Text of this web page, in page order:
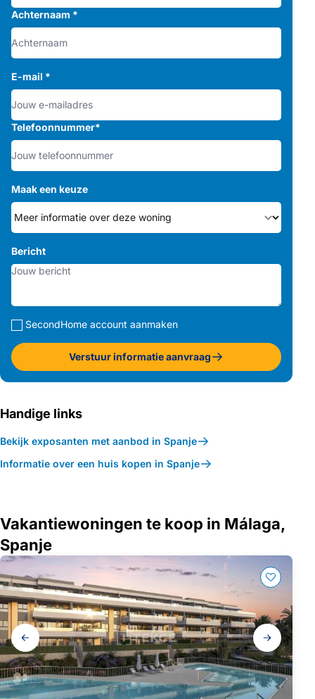
Achternaam *
E-mail *
Telefoonnummer*
Maak een keuze
Bericht
SecondHome account aanmaken
Verstuur informatie aanvraag
Handige links
Bekijk exposanten met aanbod in Spanje
Informatie over een huis kopen in Spanje
Vakantiewoningen te koop in Málaga,
Spanje
Galerij
navigatie